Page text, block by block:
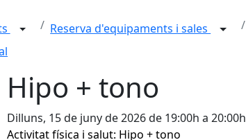
Reserva d'equipaments i sales
Hipo + tono
Dilluns, 15 de juny de 2026 de 19:00h a 20:00h
Activitat física i salut: Hipo + tono